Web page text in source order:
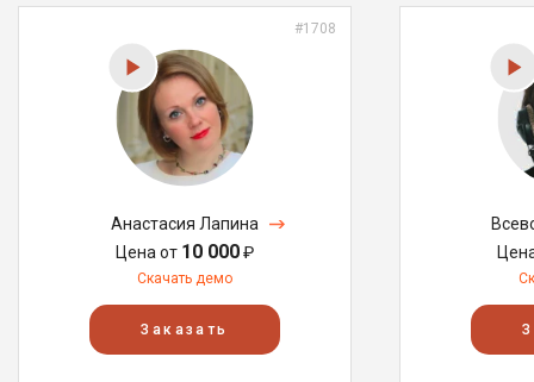
#1708
Анастасия Лапина
Цена от 10 000₽
Скачать демо
Заказать